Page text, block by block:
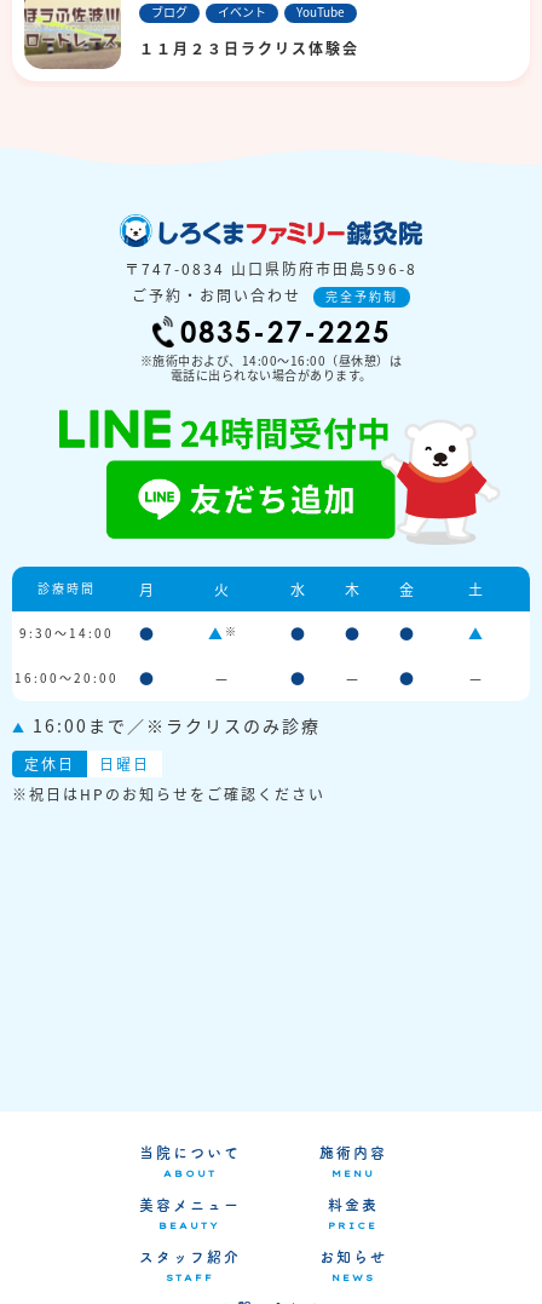
ブログ
イベント YouTube
１１月２３日ラクリス体験会
〒747-0834 山口県防府市田島596-8
ご予約・お問い合わせ
完全予約制
0835-27-2225
※施術中および、14:00〜16:00（昼休憩）は
電話に出られない場合があります。
診療時間 月 火 水 木 金 土
9:30～14:00 ● ▲ ※ ● ● ● ▲
16:00～20:00 ● － ● － ● －
▲ 16:00まで／※ラクリスのみ診療
定休日
日曜日
※祝日はHPのお知らせをご確認ください
当院について
ABOUT
施術内容
MENU
美容メニュー
BEAUTY
料金表
PRICE
スタッフ紹介
STAFF
お知らせ
NEWS